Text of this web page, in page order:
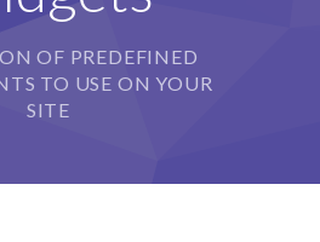
OF PREDEFINED
TO USE ON YOUR
SITE